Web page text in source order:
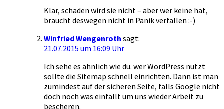
Klar, schaden wird sie nicht – aber wer keine hat,
braucht deswegen nicht in Panik verfallen :-)
Winfried Wengenroth sagt:
21.07.2015 um 16:09 Uhr
Ich sehe es ähnlich wie du. wer WordPress nutzt
sollte die Sitemap schnell einrichten. Dann ist man
zumindest auf der sicheren Seite, falls Google nicht
doch noch was einfällt um uns wieder Arbeit zu
bescheren.